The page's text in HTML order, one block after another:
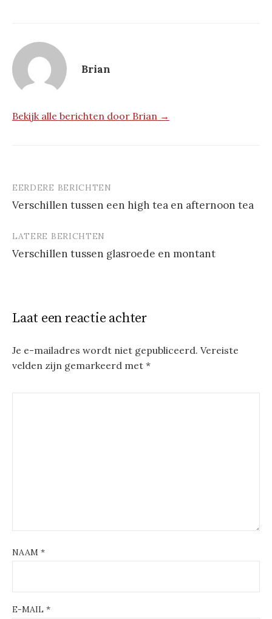
Brian
Bekijk alle berichten door Brian →
Berichtnavigatie
EERDERE BERICHTEN
Verschillen tussen een high tea en afternoon tea
LATERE BERICHTEN
Verschillen tussen glasroede en montant
Laat een reactie achter
Je e-mailadres wordt niet gepubliceerd. Vereiste
velden zijn gemarkeerd met *
NAAM *
E-MAIL *